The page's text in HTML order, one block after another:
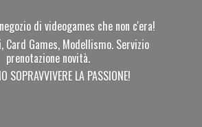
di videogames che non c'era!
Card Games, Modellismo. Servizio
prenotazione novità.
SOPRAVVIVERE LA PASSIONE!